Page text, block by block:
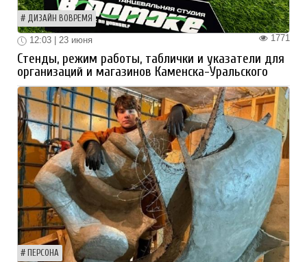
ДИЗАЙН ВОВРЕМЯ
1771
12:03 | 23 июня
Стенды, режим работы, таблички и указатели для
организаций и магазинов Каменска-Уральского
ПЕРСОНА